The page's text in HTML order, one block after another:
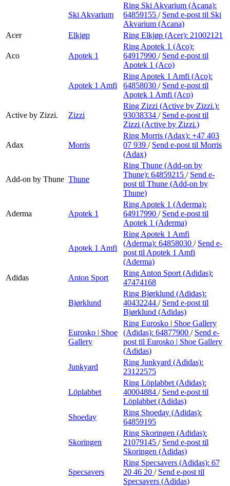
Ski Akvarium
Ring Ski Akvarium (Acana):
64859155 / Send e-post til Ski
Akvarium (Acana)
Acer
Elkjøp Ring Elkjøp (Acer): 21002121
Aco Apotek 1
Ring Apotek 1 (Aco):
64917990 / Send e-post til
Apotek 1 (Aco)
Apotek 1 Amfi
Ring Apotek 1 Amfi (Aco):
64858030 / Send e-post til
Apotek 1 Amfi (Aco)
Active by Zizzi. Zizzi
Ring Zizzi (Active by Zizzi.):
93038334 / Send e-post til
Zizzi (Active by Zizzi.)
Adax Morris
Ring Morris (Adax): +47 403
07 939 / Send e-post til Morris
(Adax)
Add-on by Thune Thune
Ring Thune (Add-on by
Thune): 64859215 / Send e-
post til Thune (Add-on by
Thune)
Aderma Apotek 1
Ring Apotek 1 (Aderma):
64917990 / Send e-post til
Apotek 1 (Aderma)
Apotek 1 Amfi
Ring Apotek 1 Amfi
(Aderma): 64858030 / Send e-
post til Apotek 1 Amfi
(Aderma)
Adidas
Anton Sport
Ring Anton Sport (Adidas):
47474168
Bjørklund
Ring Bjørklund (Adidas):
40432244 / Send e-post til
Bjørklund (Adidas)
Eurosko | Shoe
Gallery
Ring Eurosko | Shoe Gallery
(Adidas): 64877900 / Send e-
post til Eurosko | Shoe Gallery
(Adidas)
Junkyard
Ring Junkyard (Adidas):
23122575
Löplabbet
Ring Löplabbet (Adidas):
40004884 / Send e-post til
Löplabbet (Adidas)
Shoeday
Ring Shoeday (Adidas):
64859195
Skoringen
Ring Skoringen (Adidas):
21079145 / Send e-post til
Skoringen (Adidas)
Specsavers
Ring Specsavers (Adidas): 67
20 46 20 / Send e-post til
Specsavers (Adidas)